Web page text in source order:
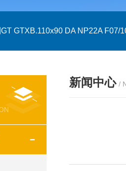
GTXB.110x90 DA NP22A F07/
新闻中心 /